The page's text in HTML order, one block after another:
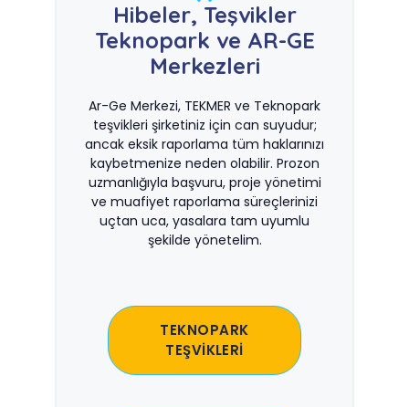
Hibeler, Teşvikler
Teknopark ve AR-GE
Merkezleri
Ar-Ge Merkezi, TEKMER ve Teknopark
teşvikleri şirketiniz için can suyudur;
ancak eksik raporlama tüm haklarınızı
kaybetmenize neden olabilir. Prozon
uzmanlığıyla başvuru, proje yönetimi
ve muafiyet raporlama süreçlerinizi
uçtan uca, yasalara tam uyumlu
şekilde yönetelim.
TEKNOPARK
TEŞVİKLERİ